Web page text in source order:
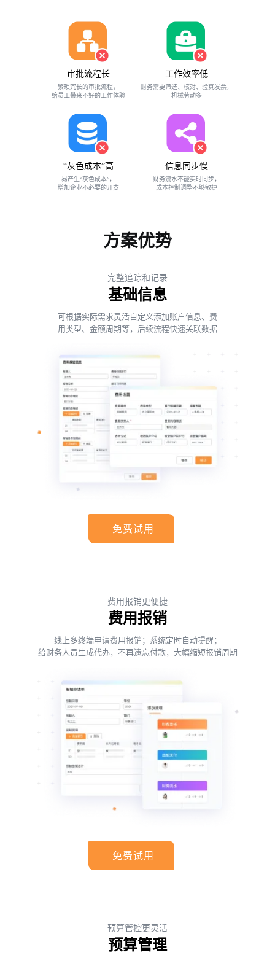
审批流程长
繁琐冗长的审批流程，
给员工带来不好的工作体验
工作效率低
财务需要筛选、核对、验真发票，
机械劳动多
“灰色成本”高
易产生“灰色成本”，
增加企业不必要的开支
信息同步慢
财务流水不能实时同步，
成本控制调整不够敏捷
方案优势
完整追踪和记录
基础信息
可根据实际需求灵活自定义添加账户信息、费
用类型、金额周期等，后续流程快速关联数据
免费试用
费用报销更便捷
费用报销
线上多终端申请费用报销；系统定时自动提醒；
给财务人员生成代办，不再遗忘付款，大幅缩短报销周期
免费试用
预算管控更灵活
预算管理